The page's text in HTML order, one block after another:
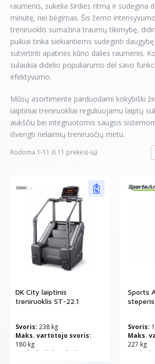
raumenis, sukelia širdies ritmą ir sudegina
minutę, nei bėgimas. Šis žemo
treniruoklis sumažina traumų tikimybę,
puikiai tinka siekiantiems sudeginti
sutvirtinti apatinės kūno dalies raumenis.
sulaukia didelio populiarumo dėl savo
efektyvumo.
Mūsų asortimente parduodami kokybiški
laiptiniai treniruokliai reguliuojamu laiptų
aukščiu bei integruotomis saugos
išvengti nelaimių treniruočių metu.
Rodoma 1-11 iš 11 prekės(-ių)
DK City laiptinis
treniruoklis ST-22.1
Svoris: 238 kg
Maks. vartotojo svoris:
180 kg
Pasipriešinimo lygių
Sports
steperis
Svoris:
Maks.
227 kg